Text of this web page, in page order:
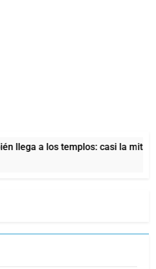
a los templos: casi la mitad de